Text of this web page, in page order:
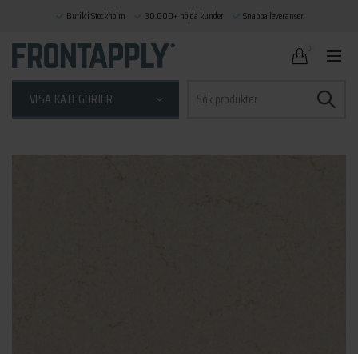
VISA KATEGORIER
efter:
Butik i Stockholm 30.000+ nöjda kunder Snabba leveranser